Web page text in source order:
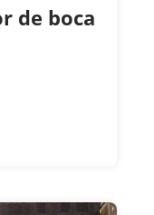
de boca